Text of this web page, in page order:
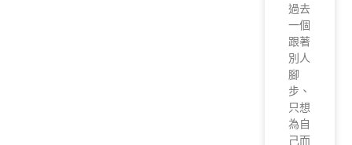
過去
一個
跟著
別人
腳
步、
只想
為自
己而